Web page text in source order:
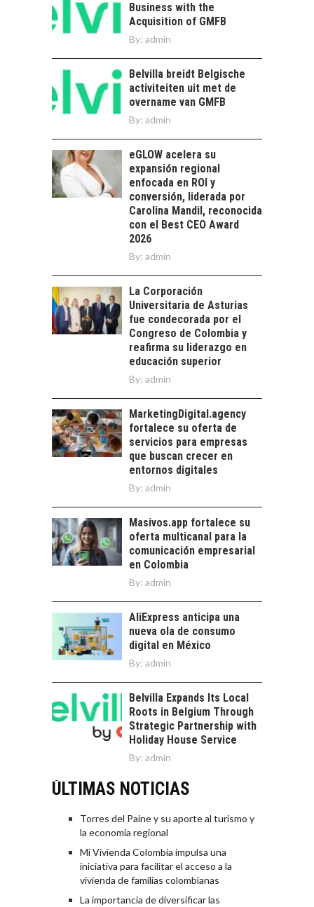
ECONOMÍA REGIONAL
Torres del Paine:
motor clave del
turismo y la
economía…
LA IMPORTANCIA DE
DIVERSIFICAR LAS
EXPORTACIONES
CHILENAS
las exportaciones
chilenas: clave para un
crecimiento…
CHILE COMO HUB
TECNOLÓGICO DE
AMÉRICA LATINA:
AVANCES Y DESAFÍOS
Chile como hub
tecnológico de
América Latina:
avances y desafíos…
LA
TRANSFORMACIÓN
DE LOS RECURSOS
HUMANOS EN LAS
EMPRESAS
CHILENAS
estratégica de los
recursos humanos en
las empresas…
Business with the
Acquisition of GMFB
By: admin
Belvilla breidt Belgische
activiteiten uit met de
overname van GMFB
By: admin
eGLOW acelera su
expansión regional
enfocada en ROI y
conversión, liderada por
Carolina Mandil, reconocida
con el Best CEO Award
2026
By: admin
La Corporación
Universitaria de Asturias
fue condecorada por el
Congreso de Colombia y
reafirma su liderazgo en
educación superior
By: admin
MarketingDigital.agency
fortalece su oferta de
servicios para empresas
que buscan crecer en
entornos digitales
By: admin
Masivos.app fortalece su
oferta multicanal para la
comunicación empresarial
en Colombia
By: admin
AliExpress anticipa una
nueva ola de consumo
digital en México
By: admin
Belvilla Expands Its Local
Roots in Belgium Through
Strategic Partnership with
Holiday House Service
By: admin
ÚLTIMAS NOTICIAS
Torres del Paine y su aporte al turismo y
la economía regional
Mi Vivienda Colombia impulsa una
iniciativa para facilitar el acceso a la
vivienda de familias colombianas
La importancia de diversificar las